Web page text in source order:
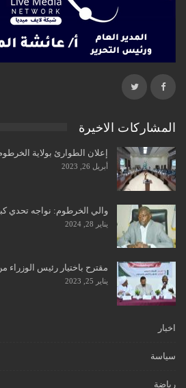
المشاركات الاخيرة
إعلان الطوارئ بولاية
أبريل 26, 2023
والي الخرطوم: نواجه تحدي
يناير 28, 2024
مقترح باختيار رئيس
يناير 25, 2023
اخبار
سياسة
رياضة